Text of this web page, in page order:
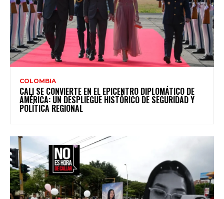
COLOMBIA
CALI SE CONVIERTE EN EL EPICENTRO DIPLOMÁTICO DE
AMÉRICA: UN DESPLIEGUE HISTÓRICO DE SEGURIDAD Y
POLÍTICA REGIONAL